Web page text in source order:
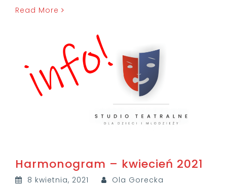
Read More
Harmonogram – kwiecień 2021
8 kwietnia, 2021
Ola Gorecka